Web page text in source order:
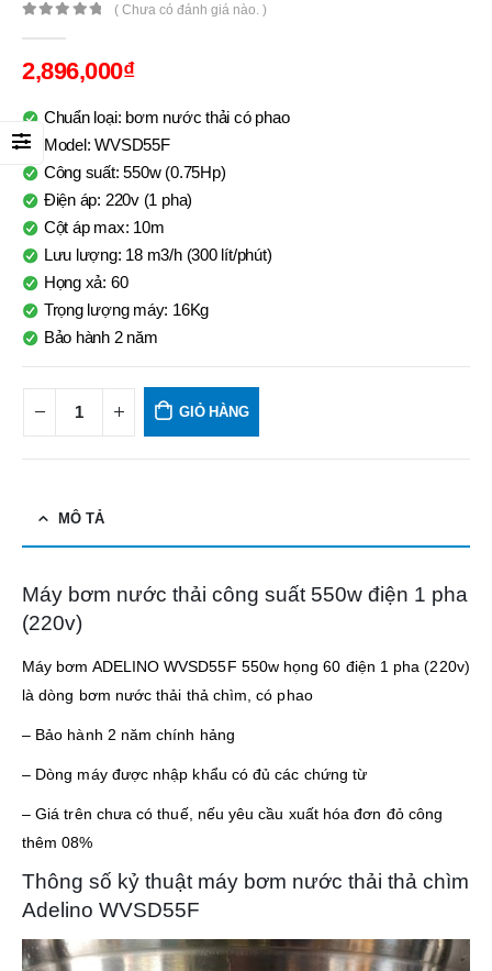
( Chưa có đánh giá nào. )
2,896,000₫
Chuẩn loại: bơm nước thải có phao
Model: WVSD55F
Công suất: 550w (0.75Hp)
Điện áp: 220v (1 pha)
Cột áp max: 10m
Lưu lượng: 18 m3/h (300 lít/phút)
Họng xả: 60
Trọng lượng máy: 16Kg
Bảo hành 2 năm
GIỎ HÀNG
MÔ TẢ
Máy bơm nước thải công suất 550w điện 1 pha
(220v)
Máy bơm ADELINO WVSD55F 550w họng 60 điện 1 pha (220v)
là dòng bơm nước thải thả chìm, có phao
– Bảo hành 2 năm chính hảng
– Dòng máy được nhập khẩu có đủ các chứng từ
– Giá trên chưa có thuế, nếu yêu cầu xuất hóa đơn đỏ công
thêm 08%
Thông số kỷ thuật máy bơm nước thải thả chìm
Adelino WVSD55F